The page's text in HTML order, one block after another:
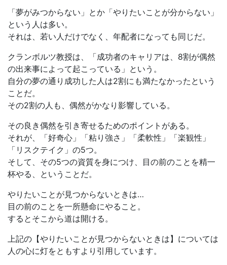
「夢がみつからない」とか「やりたいことが分からない」
という人は多い。
それは、若い人だけでなく、年配者になっても同じだ。
クランボルツ教授は、「成功者のキャリアは、8割が偶然
の出来事によって起こっている」という。
自分の夢の通り成功した人は2割にも満たなかったという
ことだ。
その2割の人も、偶然がかなり影響している。
その良き偶然を引き寄せるためのポイントがある。
それが、「好奇心」「粘り強さ」「柔軟性」「楽観性」
「リスクテイク」の5つ。
そして、その5つの資質を身につけ、目の前のことを精一
杯やる、ということだ。
やりたいことが見つからないときは…
目の前のことを一所懸命にやること。
するとそこから道は開ける。
上記の【やりたいことが見つからないときは】については
人の心に灯をともすより引用しています。